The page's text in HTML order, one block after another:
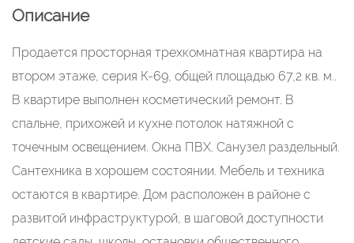
Описание
Продается просторная трехкомнатная квартира на
втором этаже, серия К-69, общей площадью 67,2 кв. м..
В квартире выполнен косметический ремонт. В
спальне, прихожей и кухне потолок натяжной с
точечным освещением. Окна ПВХ. Санузел раздельный.
Сантехника в хорошем состоянии. Мебель и техника
остаются в квартире. Дом расположен в районе с
развитой инфраструктурой, в шаговой доступности